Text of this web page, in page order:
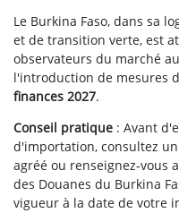
Le Burkina Faso, dans sa
et de transition verte, est
observateurs du marché
l'introduction de mesures
finances 2027.
Conseil pratique : Avant
d'importation, consultez
agréé ou renseignez-vous
des Douanes du Burkina
vigueur à la date de votre